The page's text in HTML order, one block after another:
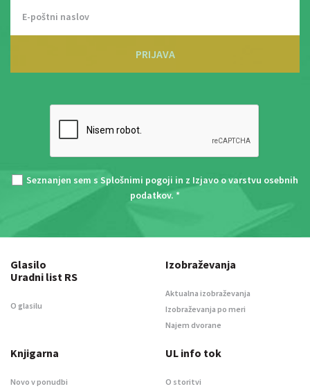
PRIJAVA
Seznanjen sem s Splošnimi pogoji in z Izjavo o varstvu osebnih
podatkov. *
Glasilo
Uradni list RS
O glasilu
Izobraževanja
Aktualna izobraževanja
Izobraževanja po meri
Najem dvorane
Knjigarna
Novo v ponudbi
UL info tok
O storitvi